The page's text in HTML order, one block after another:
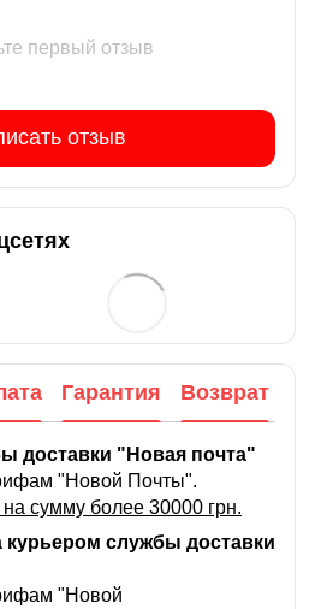
первый отзыв
отзыв
Гарантия Возврат
доставки "Новая почта"
"Новой Почты".
на сумму более 30000 грн.
курьером службы доставки
"Новой